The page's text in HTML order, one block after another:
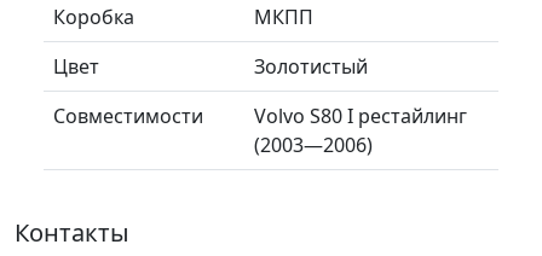
Коробка
МКПП
Цвет
Золотистый
Совместимости
Volvo S80 I рестайлинг
(2003—2006)
Контакты